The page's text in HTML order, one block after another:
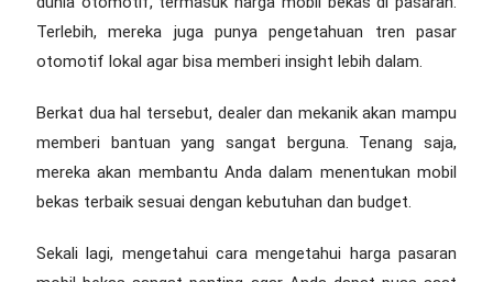
Terlebih, mereka juga punya pengetahuan tren pasar
otomotif lokal agar bisa memberi insight lebih dalam.
Berkat dua hal tersebut, dealer dan mekanik akan mampu
memberi bantuan yang sangat berguna. Tenang saja,
mereka akan membantu Anda dalam menentukan mobil
bekas terbaik sesuai dengan kebutuhan dan budget.
Sekali lagi, mengetahui cara mengetahui harga pasaran